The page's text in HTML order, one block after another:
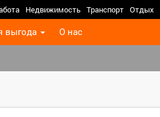
Недвижимость Транспорт Отдых
выгода О нас